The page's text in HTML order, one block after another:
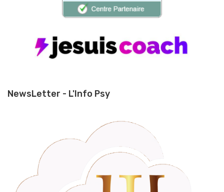
NewsLetter - L'Info Psy